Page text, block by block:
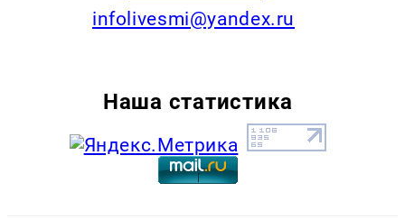
infolivesmi@yandex.ru
Наша статистика